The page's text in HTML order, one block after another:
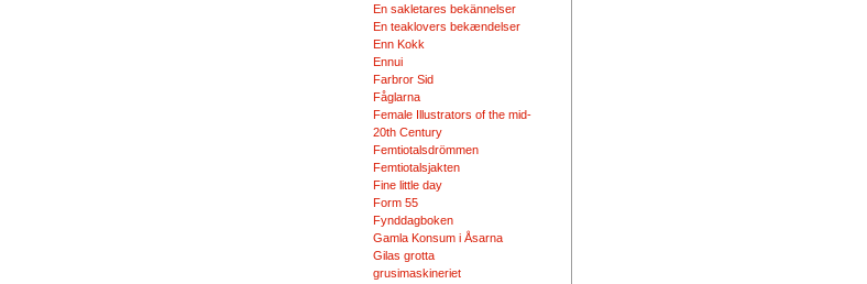
En sakletares bekännelser
En teaklovers bekændelser
Enn Kokk
Ennui
Farbror Sid
Fåglarna
Female Illustrators of the mid-
20th Century
Femtiotalsdrömmen
Femtiotalsjakten
Fine little day
Form 55
Fynddagboken
Gamla Konsum i Åsarna
Gilas grotta
grusimaskineriet